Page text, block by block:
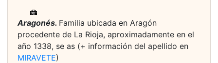
Aragonés. Familia ubicada en Aragón
procedente de La Rioja, aproximadamente en el
año 1338, se as (+ información del apellido en
MIRAVETE)